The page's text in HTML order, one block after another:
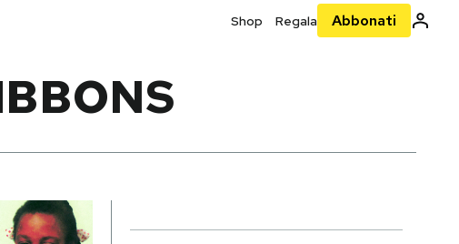
Shop Regala Abbonati